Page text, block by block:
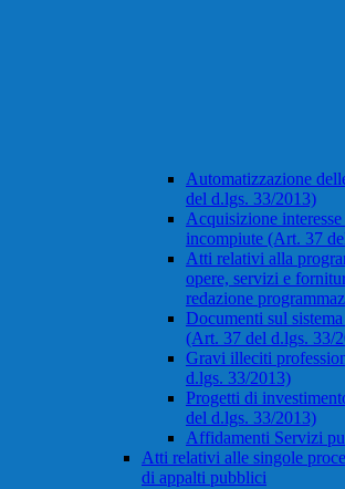
Automatizzazione
del d.lgs. 33/2013)
Acquisizione
incompiute (Art. 37
Atti relativi alla
opere, servizi e
redazione
Documenti sul
(Art. 37 del d.lgs. 33/
Gravi illeciti
d.lgs. 33/2013)
Progetti di
del d.lgs. 33/2013)
Affidamenti Servizi
Atti relativi alle singole
di appalti pubblici